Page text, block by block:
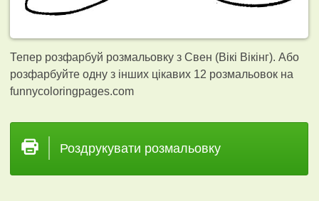
Тепер розфарбуй розмальовку з Свен (Вікі Вікінг). Або
розфарбуйте одну з інших цікавих 12 розмальовок на
funnycoloringpages.com
Роздрукувати розмальовку